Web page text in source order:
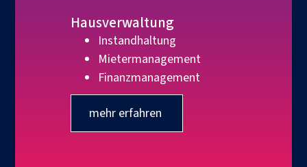
Hausverwaltung
Instandhaltung
Mietermanagement
Finanzmanagement
mehr erfahren